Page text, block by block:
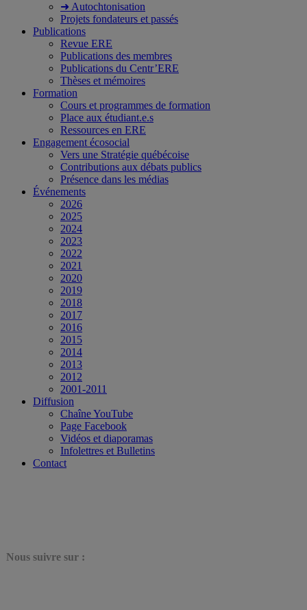
➜ Autochtonisation
Projets fondateurs et passés
Publications
Revue ERE
Publications des membres
Publications du Centr’ERE
Thèses et mémoires
Formation
Cours et programmes de formation
Place aux étudiant.e.s
Ressources en ERE
Engagement écosocial
Vers une Stratégie québécoise
Contributions aux débats publics
Présence dans les médias
Événements
2026
2025
2024
2023
2022
2021
2020
2019
2018
2017
2016
2015
2014
2013
2012
2001-2011
Diffusion
Chaîne YouTube
Page Facebook
Vidéos et diaporamas
Infolettres et Bulletins
Contact
Nous suivre sur :